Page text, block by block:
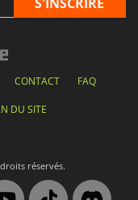
CONTACT FAQ
DU SITE
droits réservés.